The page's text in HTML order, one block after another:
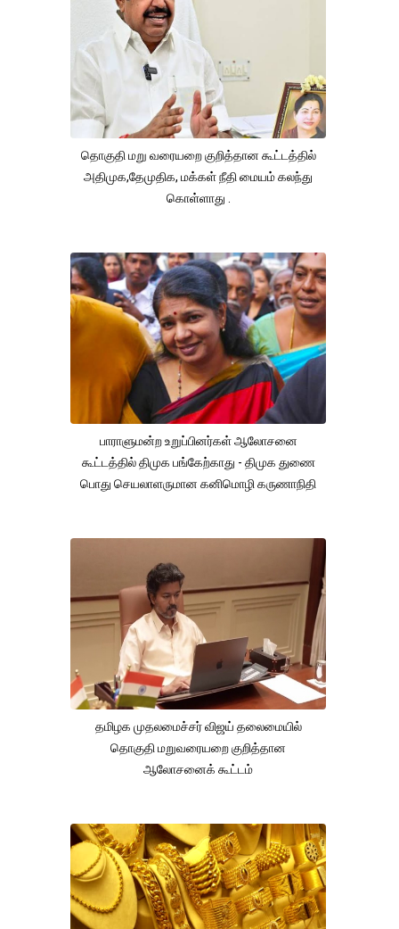
தொகுதி மறு வரையறை குறித்தான கூட்டத்தில்
அதிமுக,தேமுதிக, மக்கள் நீதி மையம் கலந்து
கொள்ளாது .
பாராளுமன்ற உறுப்பினர்கள் ஆலோசனை
கூட்டத்தில் திமுக பங்கேற்காது - திமுக துணை
பொது செயலாளருமான கனிமொழி கருணாநிதி
தமிழக முதலமைச்சர் விஜய் தலைமையில்
தொகுதி மறுவரையறை குறித்தான
ஆலோசனைக் கூட்டம்